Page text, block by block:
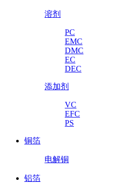
溶剂
PC
EMC
DMC
EC
DEC
添加剂
VC
EFC
PS
铜箔
电解铜
铝箔